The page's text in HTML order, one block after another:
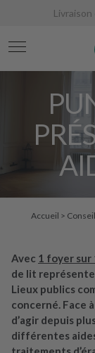
Accueil >
Avec 1 foyer sur
de lit
Lieux publics
concerné. Face
d’agir depuis
différentes